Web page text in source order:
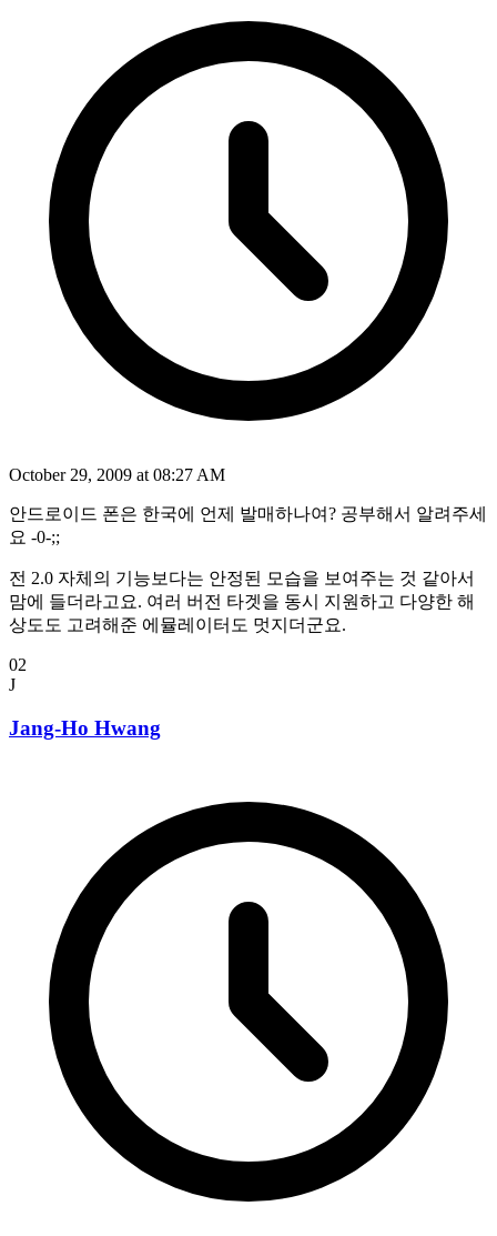
October 29, 2009 at 08:27 AM
안드로이드 폰은 한국에 언제 발매하나여? 공부해서 알려주세
요 -0-;;
전 2.0 자체의 기능보다는 안정된 모습을 보여주는 것 같아서
맘에 들더라고요. 여러 버전 타겟을 동시 지원하고 다양한 해
상도도 고려해준 에뮬레이터도 멋지더군요.
02
J
Jang-Ho Hwang